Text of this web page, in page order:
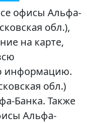
офисы Альфа-
обл.),
на карте,
информацию.
обл.)
Банка. Также
Альфа-